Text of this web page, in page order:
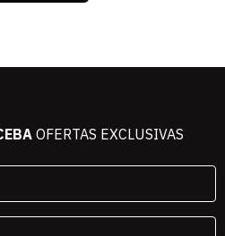
OFERTAS EXCLUSIVAS